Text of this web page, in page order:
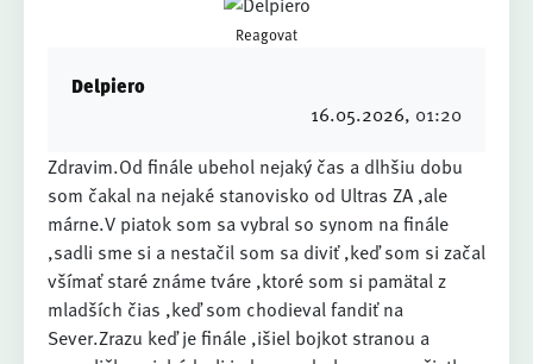
Reagovat
Delpiero
16.05.2026, 01:20
Zdravim.Od finále ubehol nejaký čas a dlhšiu dobu
som čakal na nejaké stanovisko od Ultras ZA ,ale
márne.V piatok som sa vybral so synom na finále
,sadli sme si a nestačil som sa diviť ,keď som si začal
všímať staré známe tváre ,ktoré som si pamätal z
mladších čias ,keď som chodieval fandiť na
Sever.Zrazu keď je finále ,išiel bojkot stranou a